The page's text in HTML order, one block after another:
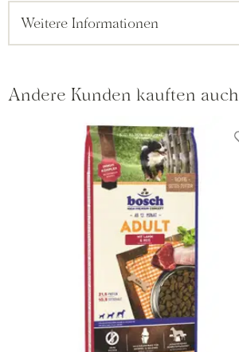
Weitere Informationen
Andere Kunden kauften auch